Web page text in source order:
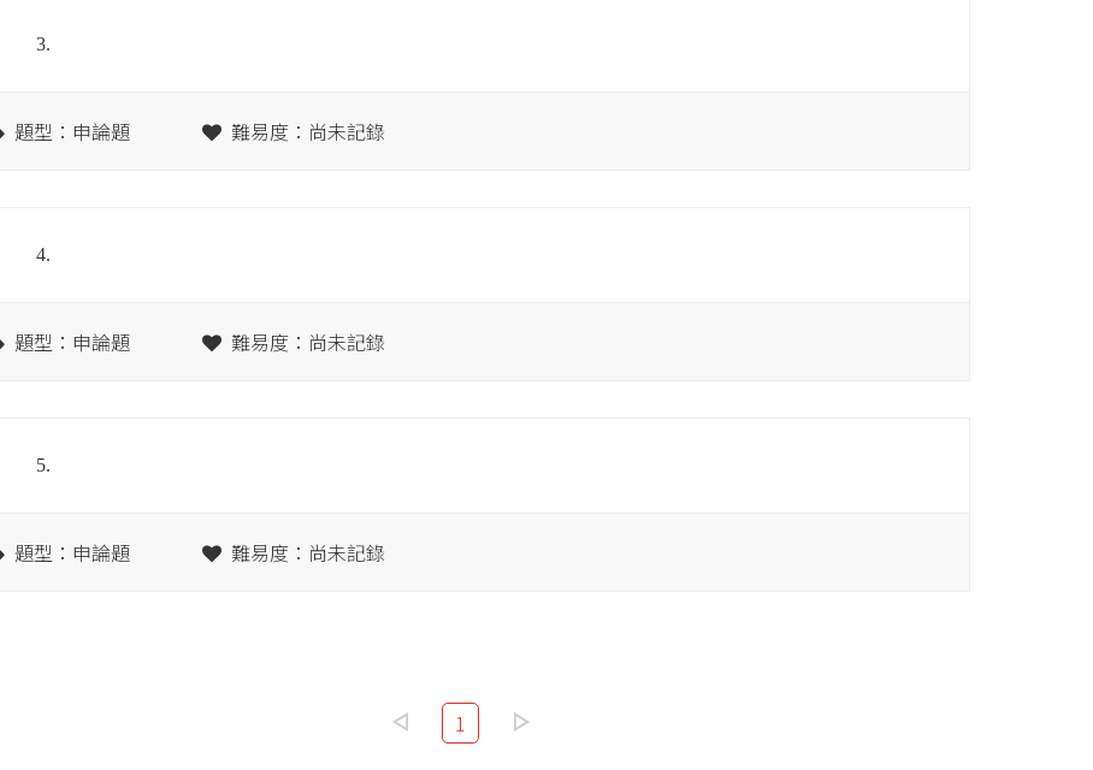
3.
題型：申論題 難易度：尚未記錄
4.
題型：申論題 難易度：尚未記錄
5.
題型：申論題 難易度：尚未記錄
1